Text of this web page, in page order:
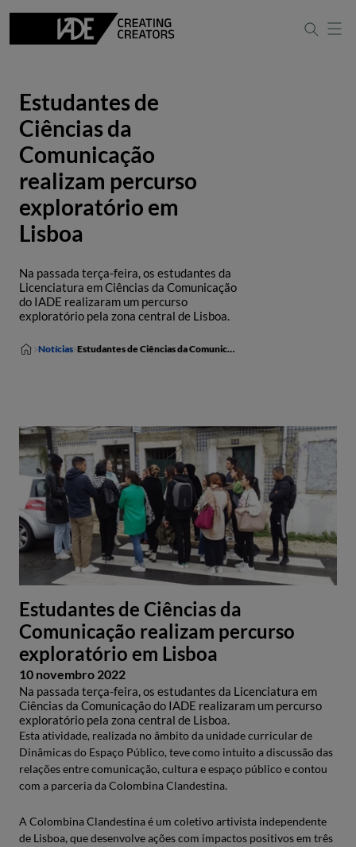
Estudantes de
Ciências da
Comunicação
realizam percurso
exploratório em
Lisboa
Na passada terça-feira, os estudantes da
Licenciatura em Ciências da Comunicação
do IADE realizaram um percurso
exploratório pela zona central de Lisboa.
Notícias Estudantes de Ciências da Comunicação realizam percurso exploratório em Lisboa
Estudantes de Ciências da
Comunicação realizam percurso
exploratório em Lisboa
10 novembro 2022
Na passada terça-feira, os estudantes da Licenciatura em
Ciências da Comunicação do IADE realizaram um percurso
exploratório pela zona central de Lisboa.
Esta atividade, realizada no âmbito da unidade curricular de
Dinâmicas do Espaço Público, teve como intuito a discussão das
relações entre comunicação, cultura e espaço público e contou
com a parceria da Colombina Clandestina.
A Colombina Clandestina é um coletivo artivista independente
de Lisboa, que desenvolve ações com impactos positivos em três